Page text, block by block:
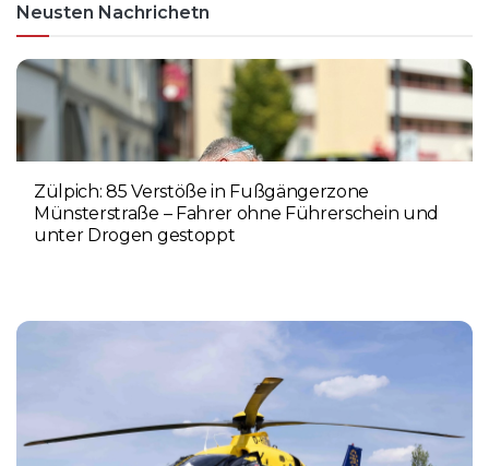
Neusten Nachrichetn
Zülpich: 85 Verstöße in Fußgängerzone
Münsterstraße – Fahrer ohne Führerschein und
unter Drogen gestoppt